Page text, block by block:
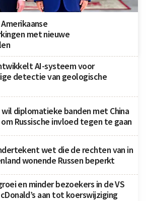
met nieuwe
AI-systeem voor
detectie van geologische
diplomatieke banden met China
Russische invloed tegen te gaan
wet die de rechten van in
wonende Russen beperkt
en minder bezoekers in de VS
aan tot koerswijziging